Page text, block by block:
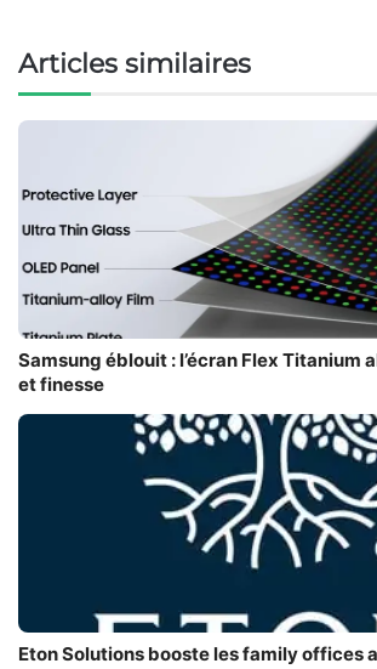
Articles similaires
Samsung éblouit : l’écran Flex Titanium
et finesse
Eton Solutions booste les family offices